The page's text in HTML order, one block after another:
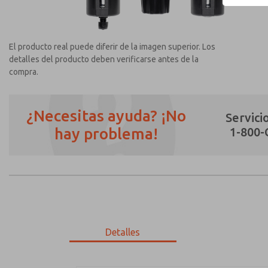
El producto real puede diferir de la imagen superior. Los
detalles del producto deben verificarse antes de la
compra.
¿Necesitas ayuda? ¡No
hay problema!
1-800-
Detalles
¿Método de Contacto Preferido?
Envíenme actualizaciones periódicas
*Sí, he leído la política de privacidad y
únicamente con fines estrictamente